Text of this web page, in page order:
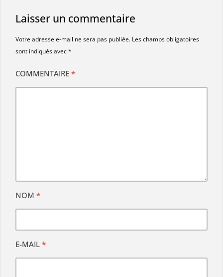
Laisser un commentaire
Votre adresse e-mail ne sera pas publiée. Les champs obligatoires
sont indiqués avec*
COMMENTAIRE *
NOM *
E-MAIL *